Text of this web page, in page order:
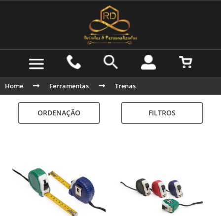
Home Ferramentas Trenas
ORDENAÇÃO FILTROS